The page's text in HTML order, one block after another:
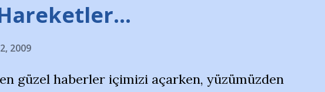
2009
güzel haberler içimizi açarken, yüzümüzden